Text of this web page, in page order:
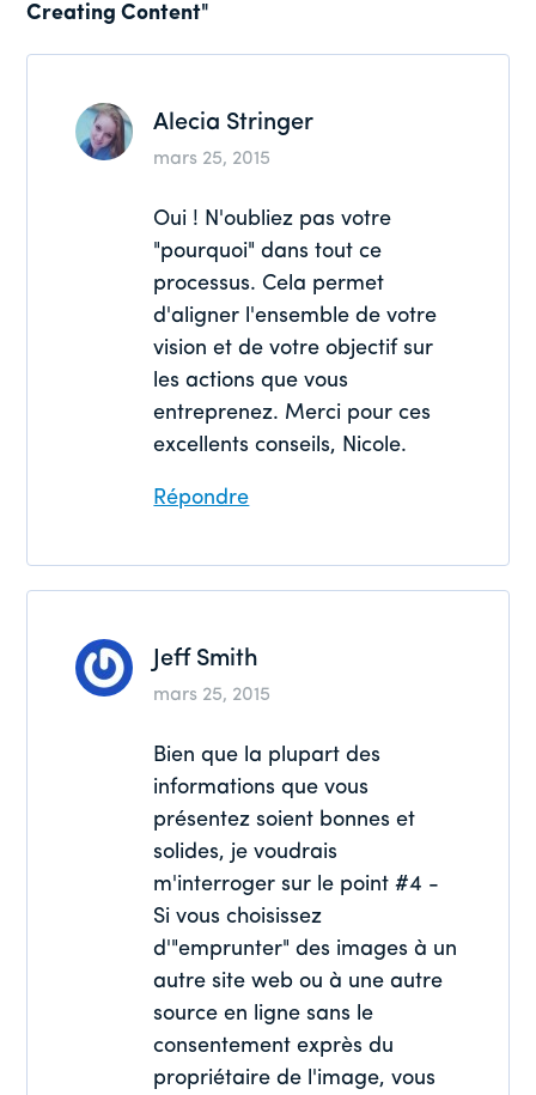
des
lecteurs
Creating Content"
Alecia Stringer
mars 25, 2015
Oui ! N'oubliez pas votre
"pourquoi" dans tout ce
processus. Cela permet
d'aligner l'ensemble de votre
vision et de votre objectif sur
les actions que vous
entreprenez. Merci pour ces
excellents conseils, Nicole.
Répondre
Jeff Smith
mars 25, 2015
Bien que la plupart des
informations que vous
présentez soient bonnes et
solides, je voudrais
m'interroger sur le point #4 -
Si vous choisissez
d'"emprunter" des images à un
autre site web ou à une autre
source en ligne sans le
consentement exprès du
propriétaire de l'image, vous